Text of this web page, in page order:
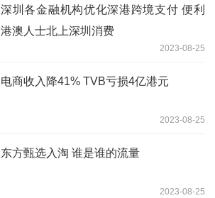
深圳各金融机构优化深港跨境支付 便利
港澳人士北上深圳消费
2023-08-25
电商收入降41% TVB亏损4亿港元
2023-08-25
东方甄选入淘 谁是谁的流量
2023-08-25